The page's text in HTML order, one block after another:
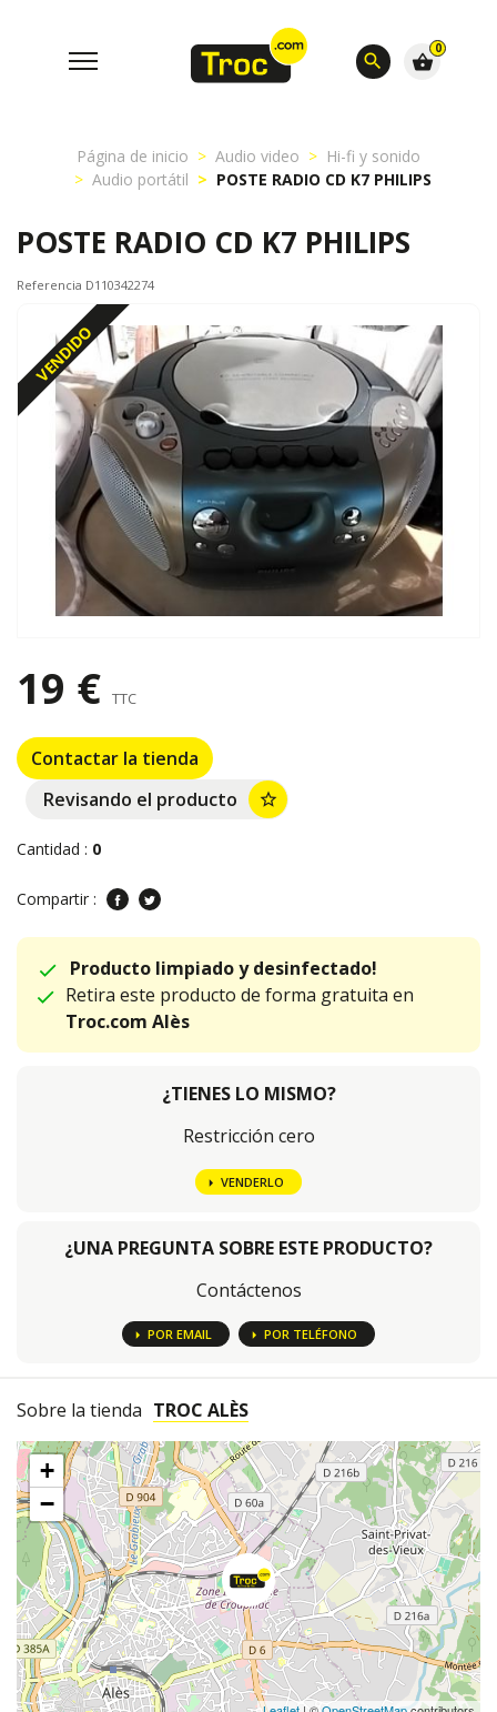
search
0
shopping_basket
Página de inicio Audio video
Hi-fi y sonido
Audio portátil
POSTE RADIO CD K7 PHILIPS
POSTE RADIO CD K7 PHILIPS
Referencia D110342274
VENDIDO
19 € TTC
Contactar la tienda
Revisando el producto
star_border
Cantidad : 0
Compartir :
Producto limpiado y desinfectado!
Retira este producto de forma gratuita en
Troc.com Alès
¿TIENES LO MISMO?
Restricción cero
VENDERLO
¿UNA PREGUNTA SOBRE ESTE PRODUCTO?
Contáctenos
POR EMAIL POR TELÉFONO
Sobre la tienda TROC ALÈS
+
−